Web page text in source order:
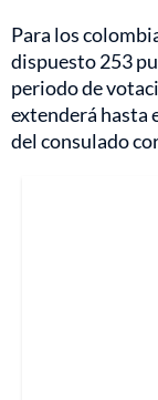
Para los
dispuesto 253
periodo de
extenderá hasta
del consulado